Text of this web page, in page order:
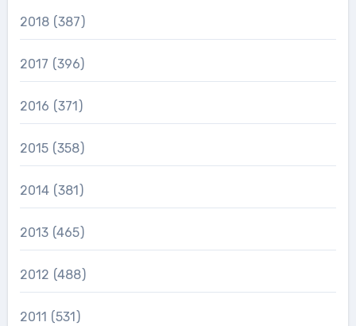
2018 (387)
2017 (396)
2016 (371)
2015 (358)
2014 (381)
2013 (465)
2012 (488)
2011 (531)